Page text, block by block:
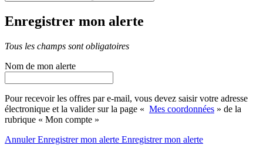
Enregistrer mon alerte
Tous les champs sont obligatoires
Nom de mon alerte
Pour recevoir les offres par e-mail, vous devez saisir votre adresse
électronique et la valider sur la page « Mes coordonnées » de la
rubrique « Mon compte »
AnnulerEnregistrer mon alerte Enregistrermon alerte